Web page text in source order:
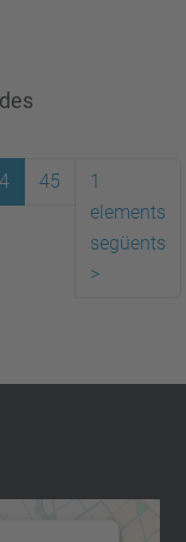
45
1
elements
següents
>